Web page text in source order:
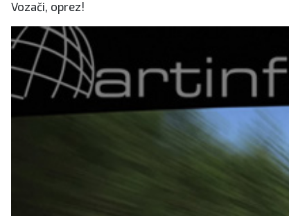
Vozači, oprez!